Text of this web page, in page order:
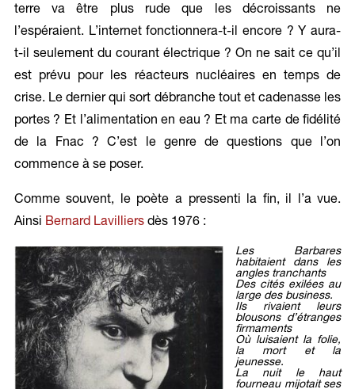
terre va être plus rude que les décroissants ne
l’espéraient. L’internet fonctionnera-t-il encore ? Y aura-
t-il seulement du courant électrique ? On ne sait ce qu’il
est prévu pour les réacteurs nucléaires en temps de
crise. Le dernier qui sort débranche tout et cadenasse les
portes ? Et l’alimentation en eau ? Et ma carte de fidélité
de la Fnac ? C’est le genre de questions que l’on
commence à se poser.
Comme souvent, le poète a pressenti la fin, il l’a vue.
Ainsi Bernard Lavilliersdès 1976 :
Les Barbares
habitaient dans les
angles tranchants
Des cités exilées au
large des business.
Ils rivaient leurs
blousons d’étranges
firmaments
Où luisaient la folie,
la mort et la
jeunesse.
La nuit le haut
fourneau mijotait ses